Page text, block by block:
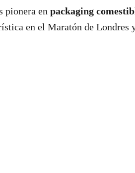
pionera en packaging
en el Maratón de Londres